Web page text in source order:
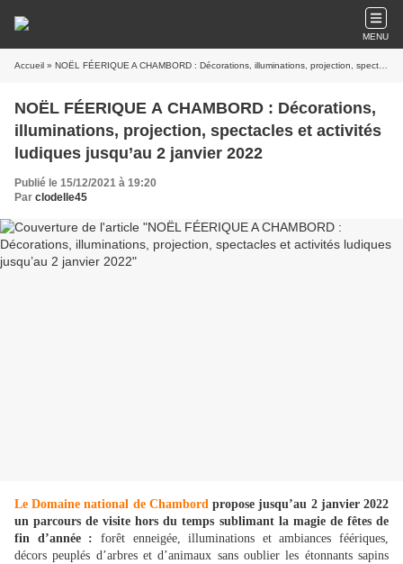
MENU
Accueil » NOËL FÉERIQUE A CHAMBORD : Décorations, illuminations, projection, spectacles et activités ludiques jusqu’au 2 janvier 2022
NOËL FÉERIQUE A CHAMBORD : Décorations,
illuminations, projection, spectacles et activités
ludiques jusqu’au 2 janvier 2022
Publié le 15/12/2021 à 19:20
Par clodelle45
Le Domaine national de Chambordpropose jusqu’au 2 janvier 2022
un parcours de visite hors du temps sublimant la magie de fêtes de
fin d’année : forêt enneigée, illuminations et ambiances féériques,
décors peuplés d’arbres et d’animaux sans oublier les étonnants sapins